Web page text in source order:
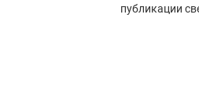
публикации